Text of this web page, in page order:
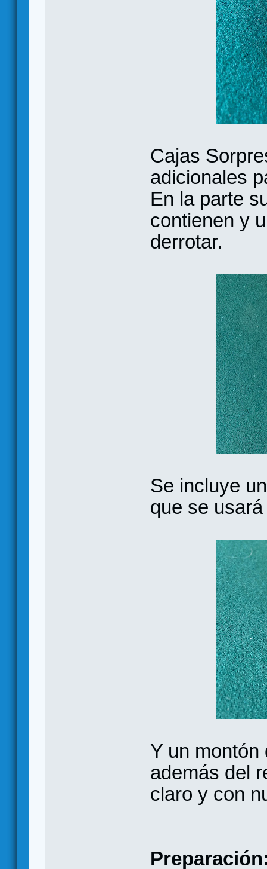
Cajas
adicionales
En la parte
contienen y
derrotar.
Se incluye
que se
Y un montón
además del
claro y con